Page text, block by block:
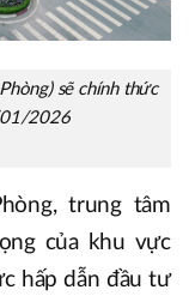
sẽ chính thức
01/2026
trung tâm
của khu vực
hấp dẫn đầu tư